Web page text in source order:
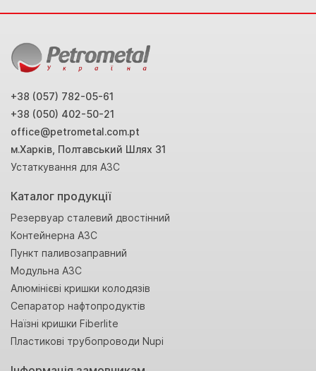
+38 (057) 782-05-61
+38 (050) 402-50-21
office@petrometal.com.pt
м.Харків, Полтавський Шлях 31
Устаткування для АЗС
Каталог продукції
Резервуар сталевий двостінний
Контейнерна АЗС
Пункт паливозаправний
Модульна АЗС
Алюмінієві кришки колодязів
Сепаратор нафтопродуктів
Наїзні кришки Fiberlite
Пластикові трубопроводи Nupi